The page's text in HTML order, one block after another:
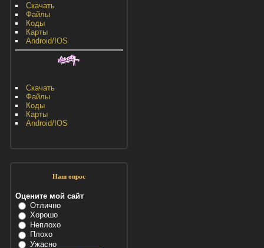
Скачать
Файлы
Коды
Карты
Android/IOS
Скачать
Файлы
Коды
Карты
Android/IOS
Наш опрос
Оцените мой сайт
Отлично
Хорошо
Неплохо
Плохо
Ужасно